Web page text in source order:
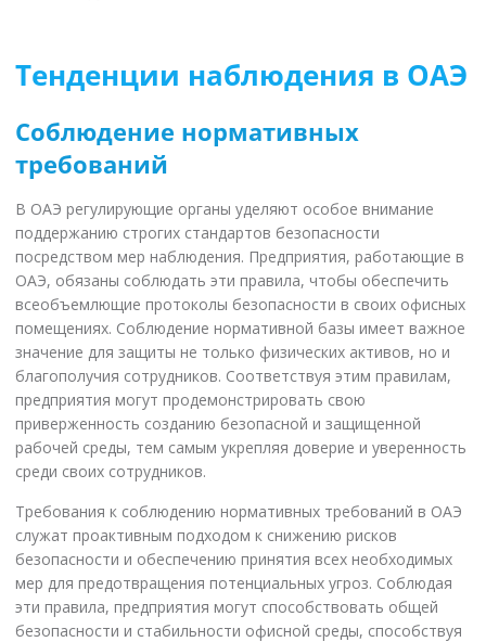
Тенденции наблюдения в ОАЭ
Соблюдение нормативных
требований
В ОАЭ регулирующие органы уделяют особое внимание
поддержанию строгих стандартов безопасности
посредством мер наблюдения. Предприятия, работающие в
ОАЭ, обязаны соблюдать эти правила, чтобы обеспечить
всеобъемлющие протоколы безопасности в своих офисных
помещениях. Соблюдение нормативной базы имеет важное
значение для защиты не только физических активов, но и
благополучия сотрудников. Соответствуя этим правилам,
предприятия могут продемонстрировать свою
приверженность созданию безопасной и защищенной
рабочей среды, тем самым укрепляя доверие и уверенность
среди своих сотрудников.
Требования к соблюдению нормативных требований в ОАЭ
служат проактивным подходом к снижению рисков
безопасности и обеспечению принятия всех необходимых
мер для предотвращения потенциальных угроз. Соблюдая
эти правила, предприятия могут способствовать общей
безопасности и стабильности офисной среды, способствуя